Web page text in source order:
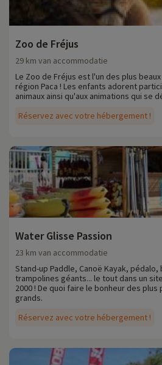
Zoo de Fréjus
Réservez avec votre hébergement !
29 km van accommodatie
Le Zoo de Fréjus est l'un des plus
région Paca ! Les enfants adorent
animaux ainsi qu'aux animations qui se
Water Glisse Passion
Réservez avec votre hébergement !
23 km van accommodatie
Stand-up Paddle, Canoë Kayak,
trampolines géants... le tout dans un
2000 ! De quoi faire le bonheur des
grands.